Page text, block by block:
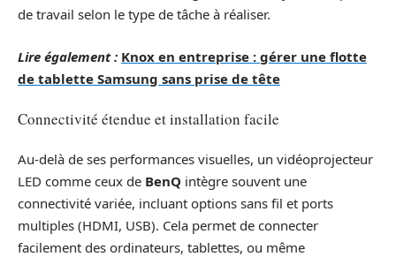
de travail selon le type de tâche à réaliser.
Lire également : Knox en entreprise : gérer une flotte
de tablette Samsung sans prise de tête
Connectivité étendue et installation facile
Au-delà de ses performances visuelles, un vidéoprojecteur
LED comme ceux de BenQ intègre souvent une
connectivité variée, incluant options sans fil et ports
multiples (HDMI, USB). Cela permet de connecter
facilement des ordinateurs, tablettes, ou même